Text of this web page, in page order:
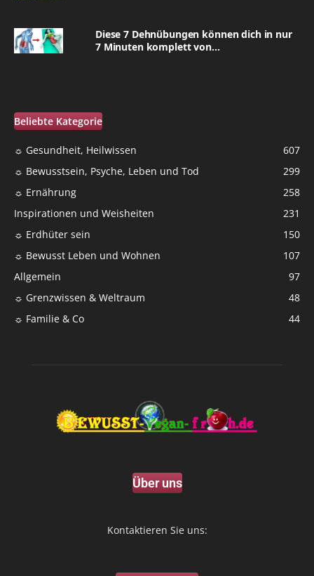
Diese 7 Dehnübungen können dich in nur
7 Minuten komplett von...
Beliebte Kategorie
☼ Gesundheit, Heilwissen
607
☼ Bewusstsein, Psyche, Leben und Tod
299
☼ Ernährung
258
Inspirationen und Weisheiten
231
☼ Erdhüter sein
150
☼ Bewusst Leben und Wohnen
107
Allgemein
97
☼ Grenzwissen & Weltraum
48
☼ Familie & Co
44
Über uns
Kontaktieren Sie uns: